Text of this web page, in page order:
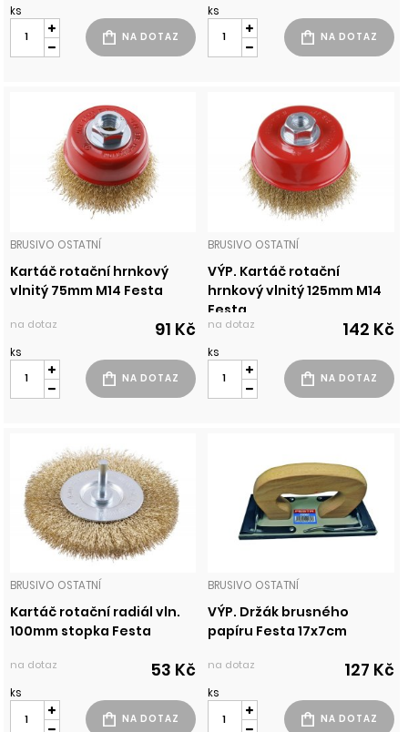
ks ks
BRUSIVO OSTATNÍ
Kartáč rotační hrnkový
vlnitý 75mm M14 Festa
na dotaz 91 Kč
ks
BRUSIVO OSTATNÍ
VÝP. Kartáč rotační
hrnkový vlnitý 125mm M14
Festa
na dotaz 142 Kč
ks
BRUSIVO OSTATNÍ
Kartáč rotační radiál vln.
100mm stopka Festa
na dotaz 53 Kč
ks
BRUSIVO OSTATNÍ
VÝP. Držák brusného
papíru Festa 17x7cm
na dotaz 127 Kč
ks